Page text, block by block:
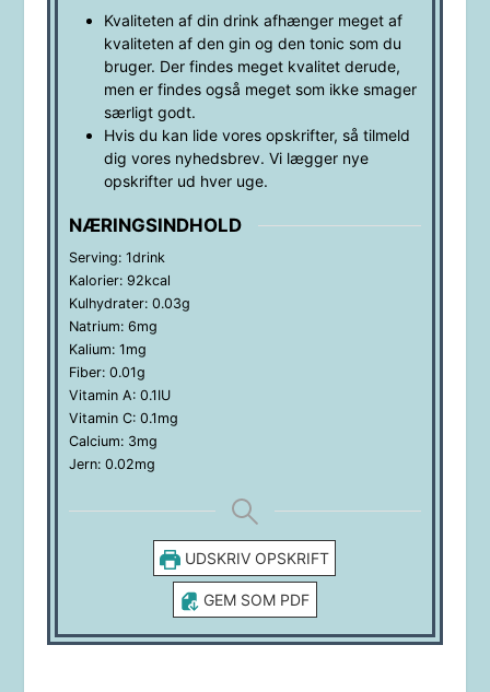
Kvaliteten af din drink afhænger meget af
kvaliteten af den gin og den tonic som du
bruger. Der findes meget kvalitet derude,
men er findes også meget som ikke smager
særligt godt.
Hvis du kan lide vores opskrifter, så tilmeld
dig vores nyhedsbrev. Vi lægger nye
opskrifter ud hver uge.
NÆRINGSINDHOLD
Serving: 1drink
Kalorier: 92kcal
Kulhydrater: 0.03g
Natrium: 6mg
Kalium: 1mg
Fiber: 0.01g
Vitamin A: 0.1IU
Vitamin C: 0.1mg
Calcium: 3mg
Jern: 0.02mg
UDSKRIV OPSKRIFT
GEM SOM PDF